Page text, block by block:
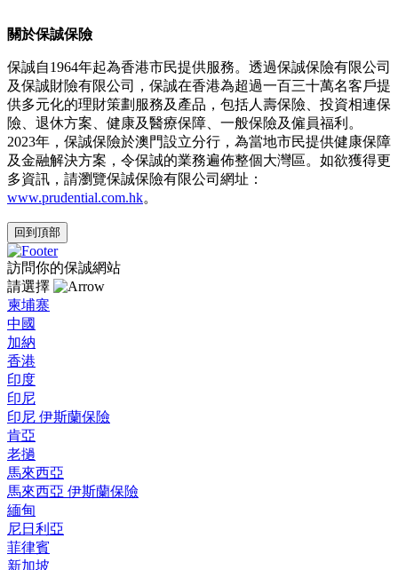
關於保誠保險
保誠自1964年起為香港市民提供服務。透過保誠保險有限公司
及保誠財險有限公司，保誠在香港為超過一百三十萬名客戶提
供多元化的理財策劃服務及產品，包括人壽保險、投資相連保
險、退休方案、健康及醫療保障、一般保險及僱員福利。
2023年，保誠保險於澳門設立分行，為當地市民提供健康保障
及金融解決方案，令保誠的業務遍佈整個大灣區。如欲獲得更
多資訊，請瀏覽保誠保險有限公司網址：
www.prudential.com.hk。
回到頂部
訪問你的保誠網站
請選擇
柬埔寨
中國
加納
香港
印度
印尼
印尼 伊斯蘭保險
肯亞
老撾
馬來西亞
馬來西亞 伊斯蘭保險
緬甸
尼日利亞
菲律賓
新加坡